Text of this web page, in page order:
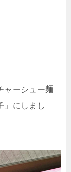
ャーシュー麺
」にしまし